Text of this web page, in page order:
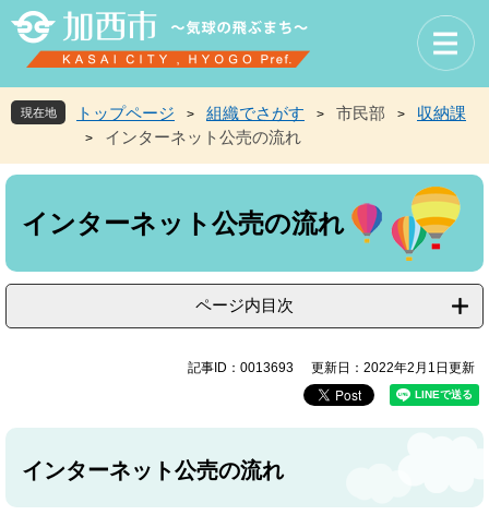
先
頭
す
を
飛
し
へ
現在地 トップページ > 組織でさがす > 市民部 > 収納課
> インターネット公売の流れ
本
インターネット公売の流れ
ページ内目次
記事ID：0013693 更新日：2022年2月1日更新
インターネット公売の流れ